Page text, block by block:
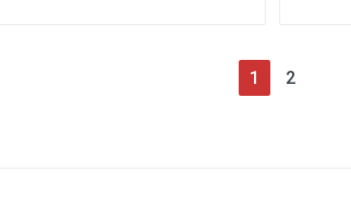
1 (current)
2